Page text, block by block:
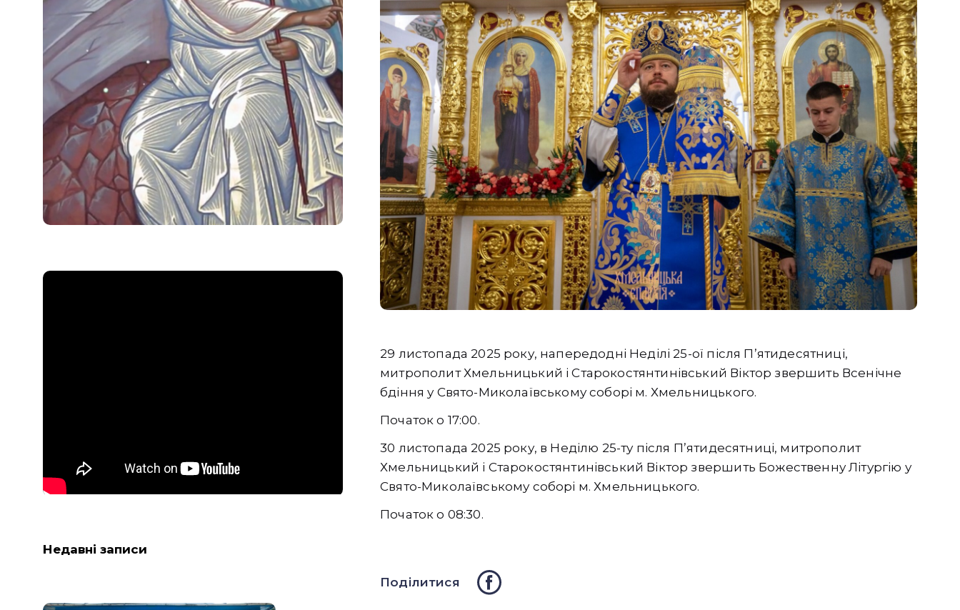
Недавні записи
29 листопада 2025 року, напередодні Неділі 25-ої після Пʼятидесятниці,
митрополит Хмельницький і Старокостянтинівський Віктор звершить Всенічне
бдіння у Свято-Миколаївському соборі м. Хмельницького.
Початок о 17:00.
30 листопада 2025 року, в Неділю 25-ту після Пʼятидесятниці, митрополит
Хмельницький і Старокостянтинівський Віктор звершить Божественну Літургію у
Свято-Миколаївському соборі м. Хмельницького.
Початок о 08:30.
Поділитися